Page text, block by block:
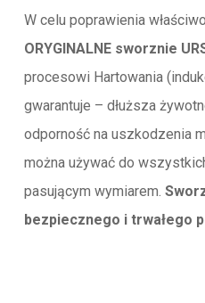
W celu poprawienia
ORYGINALNE sworznie
procesowi Hartowania
gwarantuje – dłuższa
odporność na uszkodzenia
można używać do
pasującym wymiarem.
bezpiecznego i trwałego